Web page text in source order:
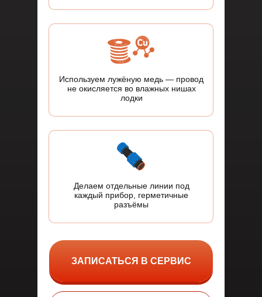
ЗАПИСАТЬСЯ В СЕРВИС
Делаем отдельные линии под
каждый прибор, герметичные
разъёмы
Используем лужёную медь — провод
не окисляется во влажных нишах
лодки